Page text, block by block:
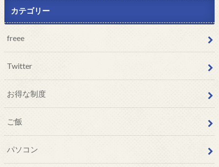
カテゴリー
freee
Twitter
お得な制度
ご飯
パソコン